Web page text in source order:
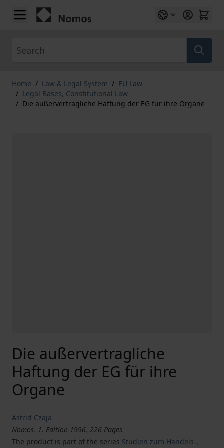
Skip to Content
Home / Law & Legal System / EU Law
/ Legal Bases, Constitutional Law
/ Die außervertragliche Haftung der EG für ihre Organe
Die außervertragliche
Haftung der EG für ihre
Organe
Astrid Czaja
Nomos, 1. Edition 1996, 226 Pages
The product is part of the series Studien zum Handels-,